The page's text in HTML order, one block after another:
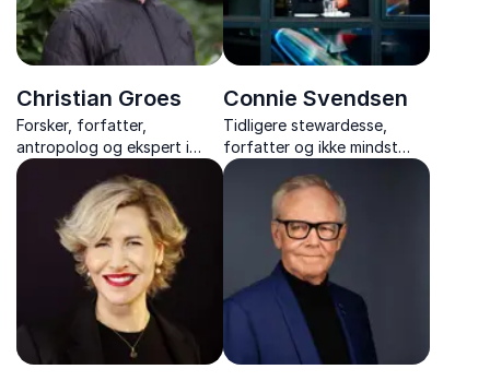
Christian Groes
Forsker, forfatter,
antropolog og ekspert i
høvdingeledelse og
neurodiversitet.
Connie Svendsen
Tidligere stewardesse,
forfatter og ikke mindst
smittende foredragsholder
med arbejdsglæde, humor
og erfaring fra 30 år i